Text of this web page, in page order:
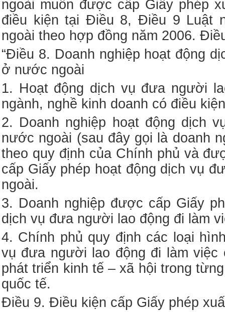
ngoài muốn được cấp Giấy phép
điều kiện tại Điều 8, Điều 9 Luật
ngoài theo hợp đồng năm 2006.
“Điều 8. Doanh nghiệp hoạt động
ở nước ngoài
1. Hoạt động dịch vụ đưa người
ngành, nghề kinh doanh có điều
2. Doanh nghiệp hoạt động dịch
nước ngoài (sau đây gọi là doanh
theo quy định của Chính phủ và
cấp Giấy phép hoạt động dịch vụ
ngoài.
3. Doanh nghiệp được cấp Giấy
dịch vụ đưa người lao động đi làm
4. Chính phủ quy định các loại
vụ đưa người lao động đi làm
phát triển kinh tế – xã hội trong
quốc tế.
Điều 9. Điều kiện cấp Giấy phép